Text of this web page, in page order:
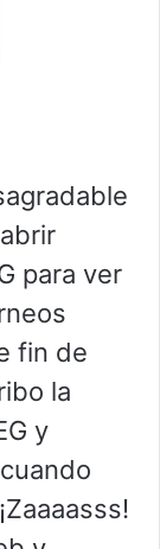
para ver
fin de
la
y